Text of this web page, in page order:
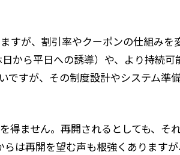
すが、割引率やクーポンの仕組みを
から平日への誘導）や、より持続可
ですが、その制度設計やシステム準
得ません。再開されるとしても、そ
は再開を望む声も根強くあります